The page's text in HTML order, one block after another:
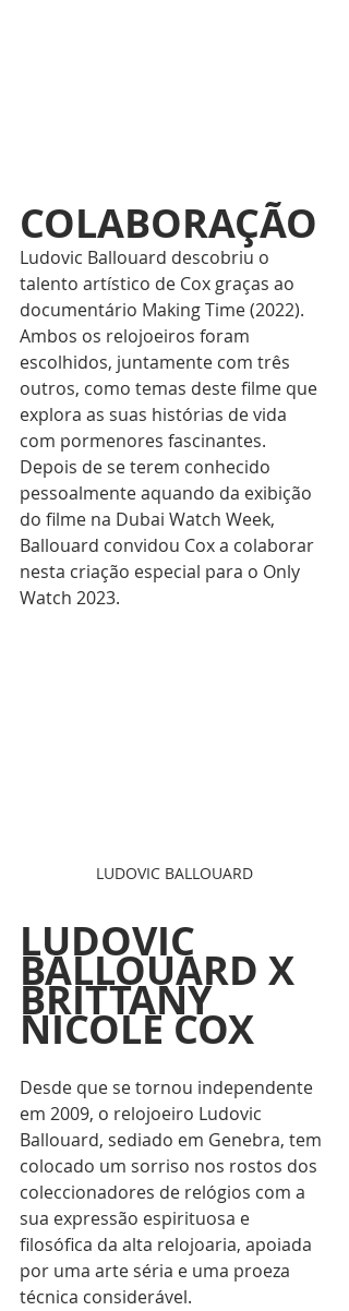
COLABORAÇÃO
Ludovic Ballouard descobriu o
talento artístico de Cox graças ao
documentário Making Time (2022).
Ambos os relojoeiros foram
escolhidos, juntamente com três
outros, como temas deste filme que
explora as suas histórias de vida
com pormenores fascinantes.
Depois de se terem conhecido
pessoalmente aquando da exibição
do filme na Dubai Watch Week,
Ballouard convidou Cox a colaborar
nesta criação especial para o Only
Watch 2023.
LUDOVIC BALLOUARD
LUDOVIC
BALLOUARD X
BRITTANY
NICOLE COX
Desde que se tornou independente
em 2009, o relojoeiro Ludovic
Ballouard, sediado em Genebra, tem
colocado um sorriso nos rostos dos
coleccionadores de relógios com a
sua expressão espirituosa e
filosófica da alta relojoaria, apoiada
por uma arte séria e uma proeza
técnica considerável.